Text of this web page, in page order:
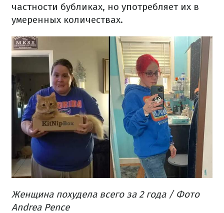
частности бубликах, но употребляет их в
умеренных количествах.
Женщина похудела всего за 2 года / Фото
Andrea Pence